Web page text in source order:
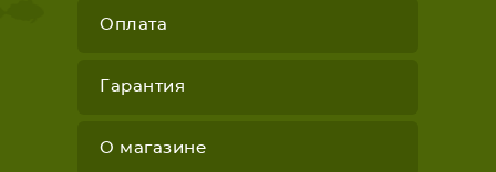
Оплата
Гарантия
О магазине